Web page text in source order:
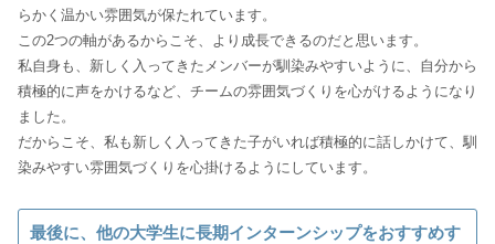
らかく温かい雰囲気が保たれています。
この2つの軸があるからこそ、より成長できるのだと思います。
私自身も、新しく入ってきたメンバーが馴染みやすいように、自分から
積極的に声をかけるなど、チームの雰囲気づくりを心がけるようになり
ました。
だからこそ、私も新しく入ってきた子がいれば積極的に話しかけて、馴
染みやすい雰囲気づくりを心掛けるようにしています。
最後に、他の大学生に長期インターンシップをおすすめす